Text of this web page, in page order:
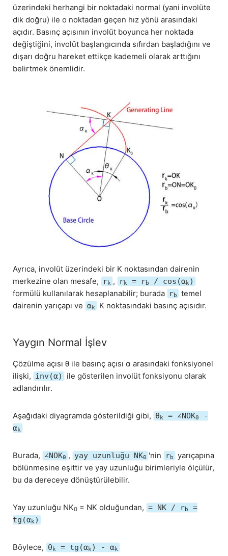
üzerindeki herhangi bir noktadaki normal (yani involüte
dik doğru) ile o noktadan geçen hız yönü arasındaki
açıdır. Basınç açısının involüt boyunca her noktada
değiştiğini, involüt başlangıcında sıfırdan başladığını ve
dışarı doğru hareket ettikçe kademeli olarak arttığını
belirtmek önemlidir.
Ayrıca, involüt üzerindeki bir K noktasından dairenin
merkezine olan mesafe,
rk , rk = rb / cos(α k)
formülü kullanılarak hesaplanabilir; burada rb
temel
dairenin yarıçapı ve α k K noktasındaki basınç açısıdır.
Yaygın Normal İşlev
Çözülme açısı θ ile basınç açısı α arasındaki fonksiyonel
ilişki, inv(α)
ile gösterilen involüt fonksiyonu olarak
adlandırılır.
Aşağıdaki diyagramda gösterildiği gibi, θ k = ∠NOK0
-
α k
Burada, ∠NOK0 , yay uzunluğu NK0 'nin rb
yarıçapına
bölünmesine eşittir ve yay uzunluğu birimleriyle ölçülür,
bu da dereceye dönüştürülebilir.
Yay uzunluğu NK0 = NK olduğundan, = NK / rb
=
tg(α k)
Böylece, θ k = tg(α k) - α k